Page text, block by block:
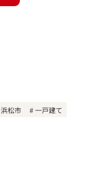
浜松市
一戸建て